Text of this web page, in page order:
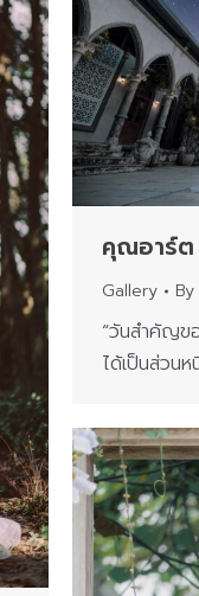
คุณอาร์
Gallery By
“วันสำคัญข
ได้เป็นส่วน